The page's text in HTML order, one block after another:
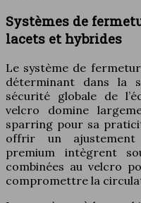
Systèmes de
lacets et hybrides
Le système de
déterminant dans la
sécurité globale de
velcro domine
sparring pour sa
offrir un ajustement
premium intègrent
combinées au velcro
compromettre la